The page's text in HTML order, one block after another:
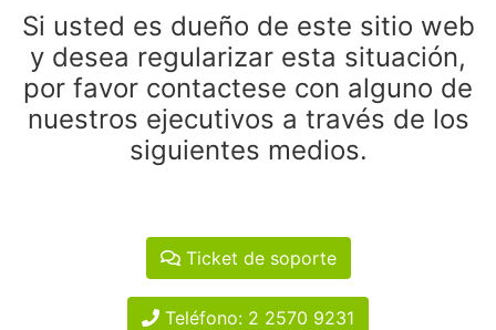
Si usted es dueño de este sitio web
y desea regularizar esta situación,
por favor contactese con alguno de
nuestros ejecutivos a través de los
siguientes medios.
Ticket de soporte
Teléfono: 2 2570 9231